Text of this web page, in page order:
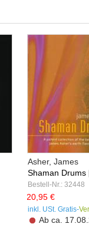
Asher, James
Shaman Drums
Bestell-Nr.: 32448
20,95 €
inkl. USt. Gratis-
Ab ca.